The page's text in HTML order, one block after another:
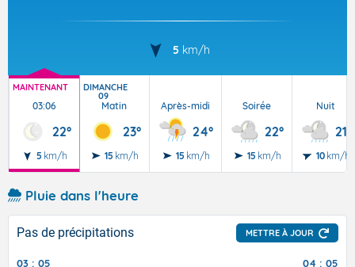
5 km/h
MAINTENANT
03:06
22°
5 km/h
DIMANCHE
09
Matin
23°
15 km/h
Après-midi
24°
15 km/h
Soirée
22°
15 km/h
Nuit
21°
10 km/h
Pluie dans l'heure
Pas de précipitations METTRE À JOUR
03 : 05 04 : 05